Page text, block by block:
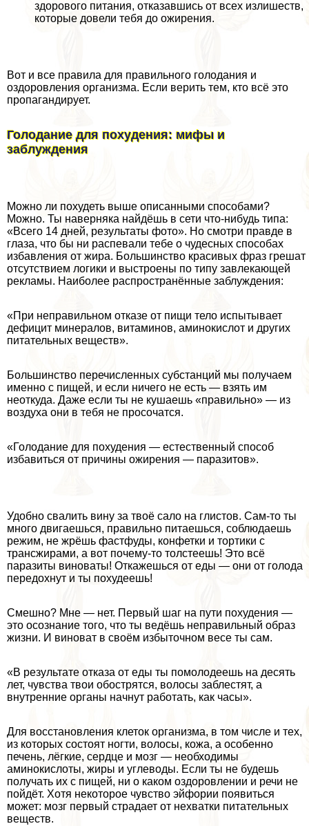
здорового питания, отказавшись от всех излишеств,
которые довели тебя до ожирения.
Вот и все правила для правильного голодания и
оздоровления организма. Если верить тем, кто всё это
пропагандирует.
Голодание для похудения: мифы и
заблуждения
Можно ли похудеть выше описанными способами?
Можно. Ты наверняка найдёшь в сети что-нибудь типа:
«Всего 14 дней, результаты фото». Но смотри правде в
глаза, что бы ни распевали тебе о чудесных способах
избавления от жира. Большинство красивых фраз грешат
отсутствием логики и выстроены по типу завлекающей
рекламы. Наиболее распространённые заблуждения:
«При неправильном отказе от пищи тело испытывает
дефицит минералов, витаминов, аминокислот и других
питательных веществ».
Большинство перечисленных субстанций мы получаем
именно с пищей, и если ничего не есть — взять им
неоткуда. Даже если ты не кушаешь «правильно» — из
воздуха они в тебя не просочатся.
«Голодание для похудения — естественный способ
избавиться от причины ожирения — паразитов».
Удобно свалить вину за твоё сало на глистов. Сам-то ты
много двигаешься, правильно питаешься, соблюдаешь
режим, не жрёшь фастфуды, конфетки и тортики с
трaнcжирами, а вот почему-то толстеешь! Это всё
паразиты виноваты! Откажешься от еды — они от голода
передохнут и ты похудеешь!
Смешно? Мне — нет. Первый шаг на пути похудения —
это осознание того, что ты ведёшь неправильный образ
жизни. И виноват в своём избыточном весе ты сам.
«В результате отказа от еды ты помолодеешь на десять
лет, чувства твои обострятся, волосы заблестят, а
внутренние органы начнут работать, как часы».
Для восстановления клеток организма, в том числе и тех,
из которых состоят ногти, волосы, кожа, а особенно
печень, лёгкие, сердце и мозг — необходимы
аминокислоты, жиры и углеводы. Если ты не будешь
получать их с пищей, ни о каком оздоровлении и речи не
пойдёт. Хотя некоторое чувство эйфории появиться
может: мозг первый страдает от нехватки питательных
веществ.